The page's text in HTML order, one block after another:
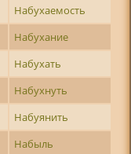
Набухаемость
Набухание
Набухать
Набухнуть
Набуянить
Набыль